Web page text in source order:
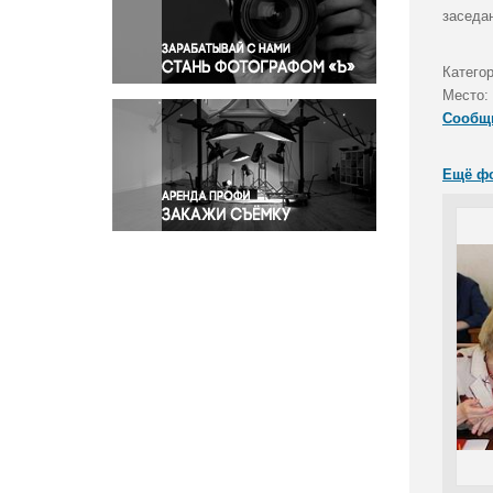
Правосудие
Происшествия и конфликты
Религия
Светская жизнь
Спорт
Экология
Экономика и бизнес
Место:
Ещё